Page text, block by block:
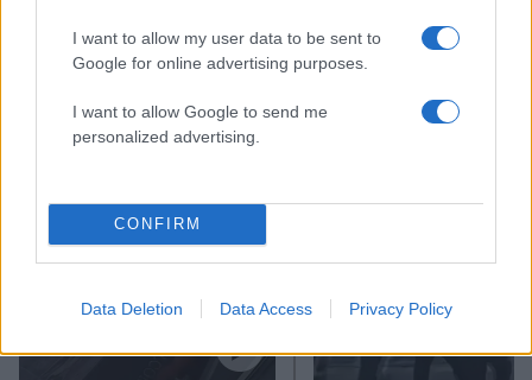
I want to allow my user data to be sent to
Google for online advertising purposes.
I want to allow Google to send me
personalized advertising.
CONFIRM
Data Deletion Data Access Privacy Policy
Αν τα χάσατε